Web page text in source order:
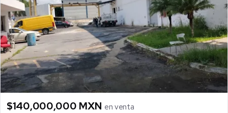
$140,000,000 MXN en venta